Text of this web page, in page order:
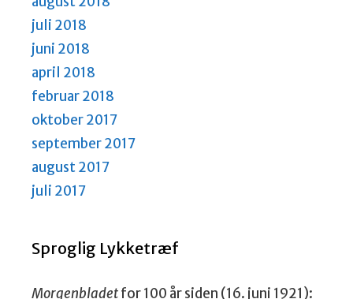
juli 2018
juni 2018
april 2018
februar 2018
oktober 2017
september 2017
august 2017
juli 2017
Sproglig Lykketræf
Morgenbladetfor 100 år siden (16. juni 1921):